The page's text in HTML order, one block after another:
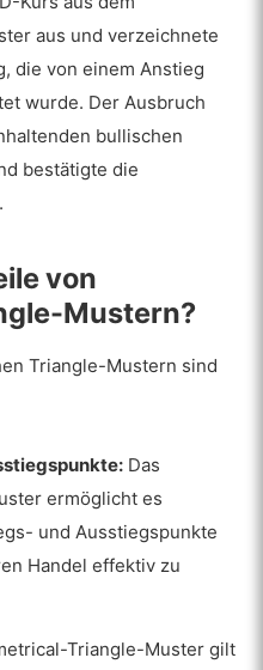
aus und verzeichnete
die von einem Anstieg
wurde. Der Ausbruch
bullischen
bestätigte die
von
Mustern?
Triangle-Mustern sind
Das
ermöglicht es
und Ausstiegspunkte
Handel effektiv zu
Triangle-Muster gilt